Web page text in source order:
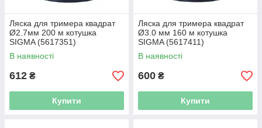
Ляска для тримера квадрат
Ø2.7мм 200 м котушка
SIGMA (5617351)
В наявності
612 ₴
Купити
Ляска для тримера квадрат
Ø3.0 мм 160 м котушка
SIGMA (5617411)
В наявності
600 ₴
Купити